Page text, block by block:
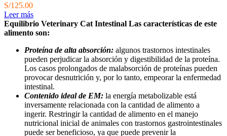
S/125.00
Leer más
Equilibrio Veterinary Cat Intestinal Las características de este
alimento son:
Proteína de alta absorción: algunos trastornos intestinales
pueden perjudicar la absorción y digestibilidad de la proteína.
Los casos prolongados de malabsorción de proteínas pueden
provocar desnutrición y, por lo tanto, empeorar la enfermedad
intestinal.
Contenido ideal de EM: la energía metabolizable está
inversamente relacionada con la cantidad de alimento a
ingerir. Restringir la cantidad de alimento en el manejo
nutricional inicial de animales con trastornos gastrointestinales
puede ser beneficioso, ya que puede prevenir la